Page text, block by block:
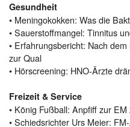
Gesundheit
• Meningokokken: Was die
• Sauerstoffmangel: Tinnitus
• Erfahrungsbericht: Nach
zur Qual
• Hörscreening: HNO-Ärzte
Freizeit & Service
• König Fußball: Anpfiff zur EM
• Schiedsrichter Urs Meier: